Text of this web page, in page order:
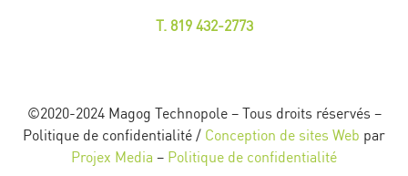
T. 819 432-2773
©2020-2024 Magog Technopole – Tous droits réservés –
Politique de confidentialité / Conception de sites Web par
Projex Media – Politique de confidentialité